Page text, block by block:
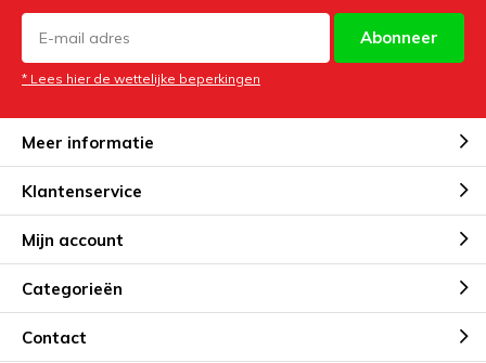
Abonneer
* Lees hier de wettelijke beperkingen
Meer informatie
Klantenservice
Mijn account
Categorieën
Contact